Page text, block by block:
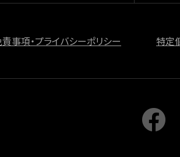
事項・プライバシーポリシー 特定